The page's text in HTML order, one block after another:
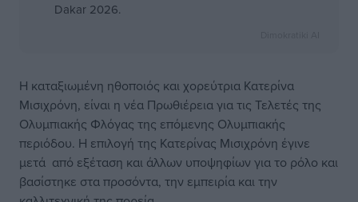
Dakar 2026.
Η καταξιωμένη ηθοποιός και χορεύτρια Κατερίνα
Μισιχρόνη, είναι η νέα Πρωθιέρεια για τις Τελετές της
Ολυμπιακής Φλόγας της επόμενης Ολυμπιακής
περιόδου. Η επιλογή της Κατερίνας Μισιχρόνη έγινε
μετά από εξέταση και άλλων υποψηφίων για το ρόλο και
βασίστηκε στα προσόντα, την εμπειρία και την